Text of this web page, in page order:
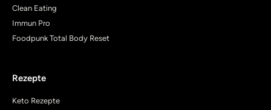
Clean Eating
Immun Pro
Foodpunk Total Body Reset
Rezepte
Keto Rezepte